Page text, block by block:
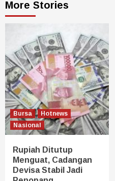
More Stories
Bursa
Hotnews
Nasional
Rupiah Ditutup
Menguat, Cadangan
Devisa Stabil Jadi